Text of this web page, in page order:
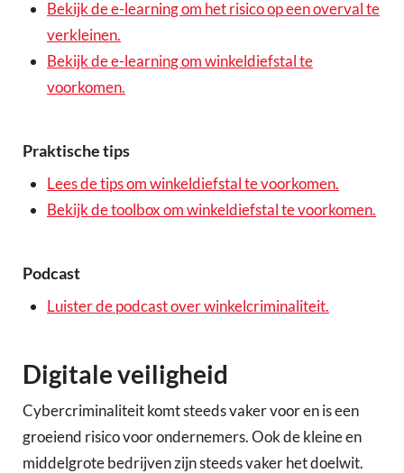
Bekijk de e-learning om het risico op een overval te
verkleinen.
Bekijk de e-learning om winkeldiefstal te
voorkomen.
Praktische tips
Lees de tips om winkeldiefstal te voorkomen.
Bekijk de toolbox om winkeldiefstal te voorkomen.
Podcast
Luister de podcast over winkelcriminaliteit.
Digitale veiligheid
Cybercriminaliteit komt steeds vaker voor en is een
groeiend risico voor ondernemers. Ook de kleine en
middelgrote bedrijven zijn steeds vaker het doelwit.